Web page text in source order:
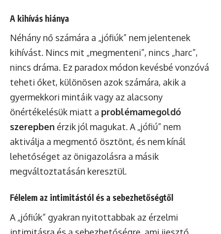
A kihívás hiánya
Néhány nő számára a „jófiúk” nem jelentenek
kihívást. Nincs mit „megmenteni”, nincs „harc”,
nincs dráma. Ez paradox módon kevésbé vonzóvá
teheti őket, különösen azok számára, akik a
gyermekkori mintáik vagy az alacsony
önértékelésük miatt a problémamegoldó
szerepben érzik jól magukat. A „jófiú” nem
aktiválja a megmentő ösztönt, és nem kínál
lehetőséget az önigazolásra a másik
megváltoztatásán keresztül.
Félelem az intimitástól és a sebezhetőségtől
A „jófiúk” gyakran nyitottabbak az érzelmi